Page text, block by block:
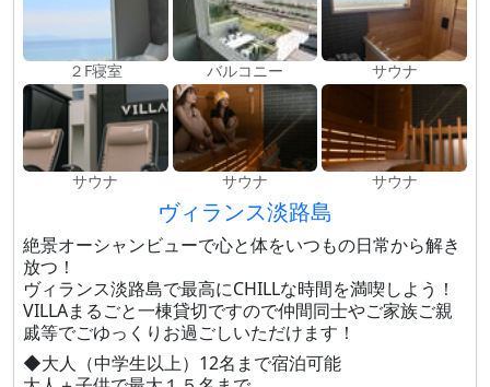
２F寝室 バルコニー サウナ
サウナ サウナ サウナ
ヴィランス淡路島
絶景オーシャンビューで心と体をいつもの日常から解き
放つ！
ヴィランス淡路島で最高にCHILLな時間を満喫しよう！
VILLAまるごと一棟貸切ですので仲間同士やご家族ご親
戚等でごゆっくりお過ごしいただけます！
◆大人（中学生以上）12名まで宿泊可能